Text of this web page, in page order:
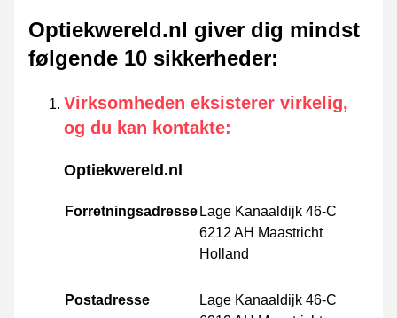
Optiekwereld.nl giver dig mindst
følgende 10 sikkerheder:
Virksomheden eksisterer virkelig,
og du kan kontakte:
Optiekwereld.nl
Forretningsadresse Lage Kanaaldijk 46-C
6212 AH Maastricht
Holland
Postadresse
Lage Kanaaldijk 46-C